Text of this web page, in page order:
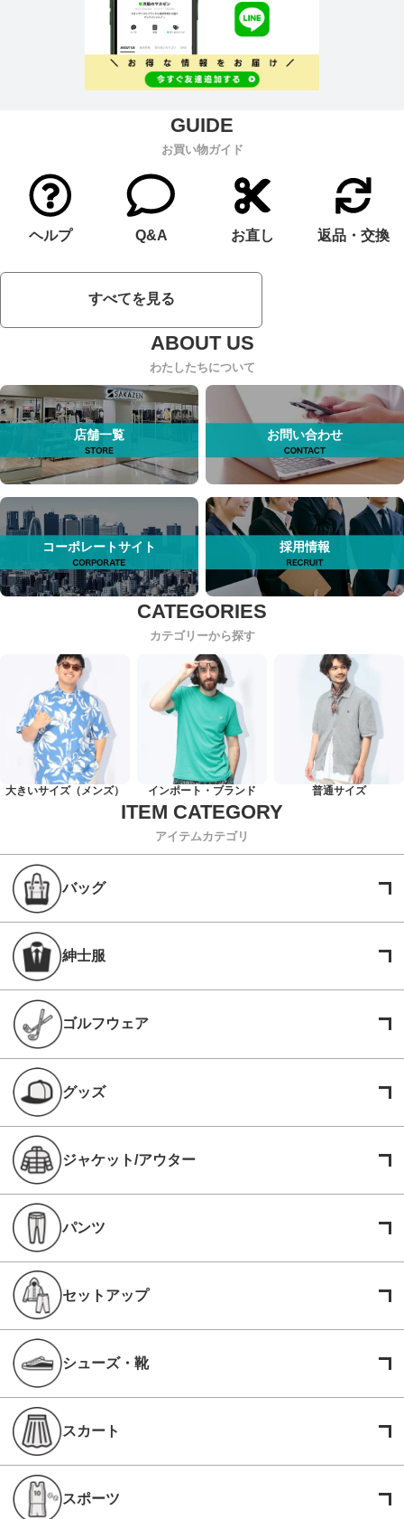
お買い物ガイド
ヘルプ Q&A お直し 返品・交換
すべてを見る
わたしたちについて
店舗一覧 お問い合わせ
コーポレートサイト 採用情報
カテゴリーから探す
大きいサイズ（メンズ） インポート・ブランド 普通サイズ
アイテムカテゴリ
バッグ
紳士服
ゴルフウェア
グッズ
ジャケット/アウター
パンツ
セットアップ
シューズ・靴
スカート
スポーツ